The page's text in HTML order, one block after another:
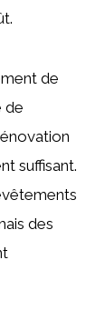
de
de
suffisant.
des